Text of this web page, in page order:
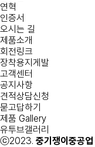
연혁
인증서
오시는 길
제품소개
회전링크
장착용지게발
고객센터
공지사항
견적상담신청
묻고답하기
제품 Gallery
유투브갤러리
ⓒ2023. 중기쟁이중공업